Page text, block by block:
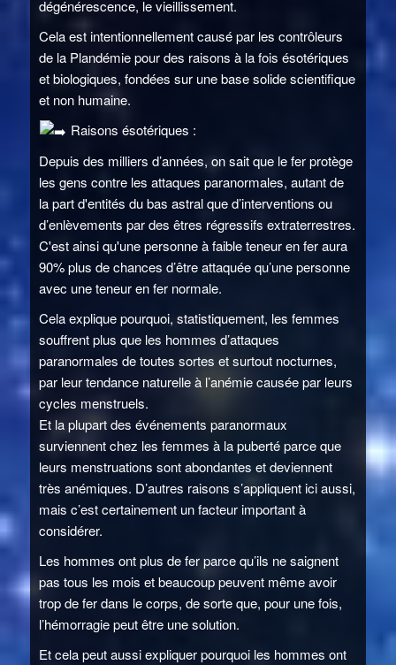
dégénérescence, le vieillissement.
Cela est intentionnellement causé par les contrôleurs
de la Plandémie pour des raisons à la fois ésotériques
et biologiques, fondées sur une base solide scientifique
et non humaine.
Raisons ésotériques :
Depuis des milliers d’années, on sait que le fer protège
les gens contre les attaques paranormales, autant de
la part d'entités du bas astral que d’interventions ou
d’enlèvements par des êtres régressifs extraterrestres.
C'est ainsi qu'une personne à faible teneur en fer aura
90% plus de chances d’être attaquée qu’une personne
avec une teneur en fer normale.
Cela explique pourquoi, statistiquement, les femmes
souffrent plus que les hommes d’attaques
paranormales de toutes sortes et surtout nocturnes,
par leur tendance naturelle à l’anémie causée par leurs
cycles menstruels.
Et la plupart des événements paranormaux
surviennent chez les femmes à la puberté parce que
leurs menstruations sont abondantes et deviennent
très anémiques. D’autres raisons s’appliquent ici aussi,
mais c’est certainement un facteur important à
considérer.
Les hommes ont plus de fer parce qu’ils ne saignent
pas tous les mois et beaucoup peuvent même avoir
trop de fer dans le corps, de sorte que, pour une fois,
l’hémorragie peut être une solution.
Et cela peut aussi expliquer pourquoi les hommes ont